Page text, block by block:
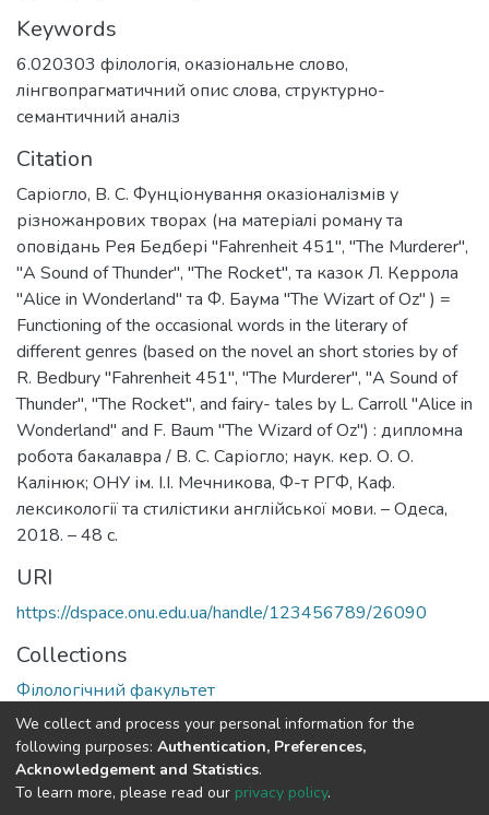
Keywords
6.020303 філологія, оказіональне слово,
лінгвопрагматичний опис слова, структурно-
семантичний аналіз
Citation
Саріогло, В. С. Фунціонування оказіоналізмів у
різножанрових творах (на матеріалі роману та
оповідань Рея Бедбері "Fahrenheit 451", ''The Murderer'',
"A Sound of Thunder", "The Rocket", та казок Л. Керрола
"Alice in Wonderland" та Ф. Баума "The Wizart of Oz" ) =
Functioning of the occasional words in the literary of
different genres (based on the novel an short stories by of
R. Bedbury "Fahrenheit 451", "The Murderer", "A Sound of
Thunder", "The Rocket", and fairy- tales by L. Carroll "Alice in
Wonderland" and F. Baum "The Wizard of Oz") : дипломна
робота бакалавра / В. С. Саріогло; наук. кер. О. О.
Калінюк; ОНУ ім. І.І. Мечникова, Ф-т РГФ, Каф.
лексикології та стилістики англійської мови. – Одеса,
2018. – 48 с.
URI
https://dspace.onu.edu.ua/handle/123456789/26090
Collections
Філологічний факультет
Full item page
DSpace software copyright © 2009-2026
We collect and process your personal information for the
following purposes: Authentication, Preferences,
Acknowledgement and Statistics.
To learn more, please read our privacy policy.